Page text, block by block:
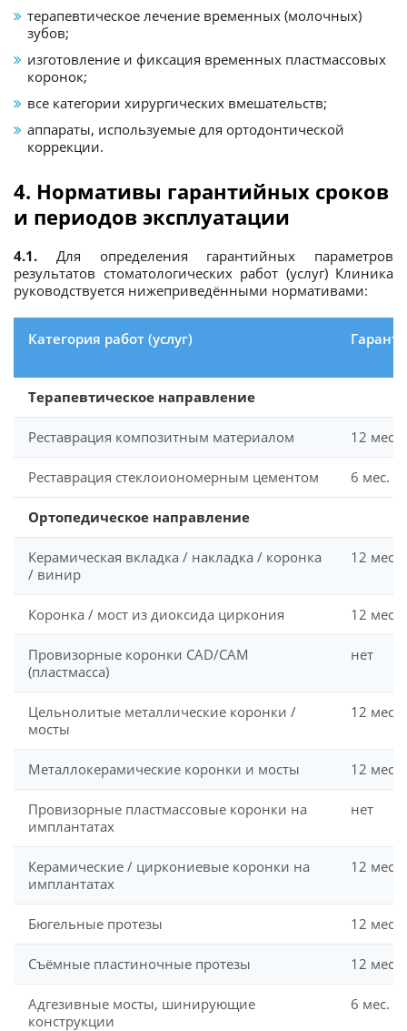
терапевтическое лечение временных (молочных)
зубов;
изготовление и фиксация временных пластмассовых
коронок;
все категории хирургических вмешательств;
аппараты, используемые для ортодонтической
коррекции.
4. Нормативы гарантийных сроков
и периодов эксплуатации
4.1. Для определения гарантийных параметров
результатов стоматологических работ (услуг) Клиника
руководствуется нижеприведёнными нормативами:
Категория работ (услуг)
Терапевтическое направление
Реставрация композитным материалом 12 мес.
Реставрация стеклоиономерным цементом 6 мес.
Ортопедическое направление
Керамическая вкладка / накладка / коронка
/ винир
12 мес.
Коронка / мост из диоксида циркония 12 мес.
Провизорные коронки CAD/CAM
(пластмасса)
нет
Цельнолитые металлические коронки /
мосты
12 мес.
Металлокерамические коронки и мосты 12 мес.
Провизорные пластмассовые коронки на
имплантатах
нет
Керамические / циркониевые коронки на
имплантатах
12 мес.
Бюгельные протезы 12 мес.
Съёмные пластиночные протезы 12 мес.
Адгезивные мосты, шинирующие
конструкции
6 мес.